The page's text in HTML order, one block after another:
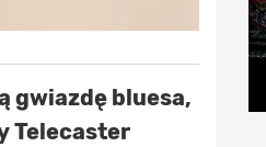
gwiazdę bluesa,
Telecaster